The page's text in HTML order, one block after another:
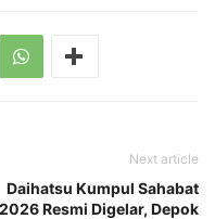
Next article
Daihatsu Kumpul Sahabat
2026 Resmi Digelar, Depok